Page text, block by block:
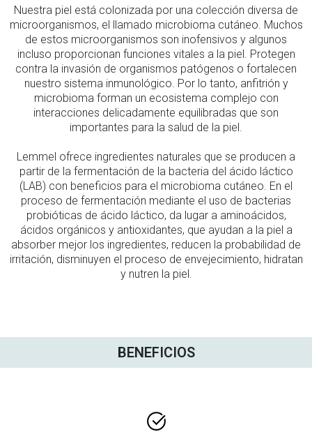
Nuestra piel está colonizada por una colección diversa de
microorganismos, el llamado microbioma cutáneo. Muchos
de estos microorganismos son inofensivos y algunos
incluso proporcionan funciones vitales a la piel. Protegen
contra la invasión de organismos patógenos o fortalecen
nuestro sistema inmunológico. Por lo tanto, anfitrión y
microbioma forman un ecosistema complejo con
interacciones delicadamente equilibradas que son
importantes para la salud de la piel.
Lemmel ofrece ingredientes naturales que se producen a
partir de la fermentación de la bacteria del ácido láctico
(LAB) con beneficios para el microbioma cutáneo. En el
proceso de fermentación mediante el uso de bacterias
probióticas de ácido láctico, da lugar a aminoácidos,
ácidos orgánicos y antioxidantes, que ayudan a la piel a
absorber mejor los ingredientes, reducen la probabilidad de
irritación, disminuyen el proceso de envejecimiento, hidratan
y nutren la piel.
BENEFICIOS